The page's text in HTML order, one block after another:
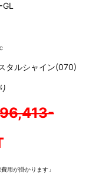
タルシャイン(070)
用が掛かります」